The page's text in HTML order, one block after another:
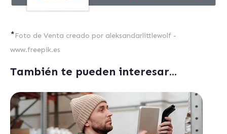
*Foto de Venta creado por aleksandarlittlewolf -
www.freepik.es
También te pueden interesar...